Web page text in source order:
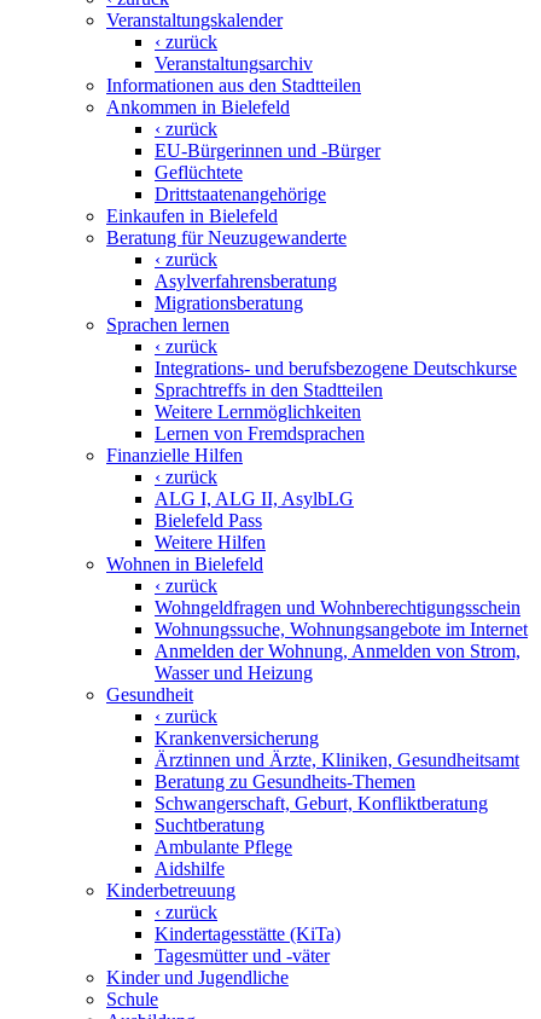
Veranstaltungskalender
‹ zurück
Veranstaltungsarchiv
Informationen aus den Stadtteilen
Ankommen in Bielefeld
‹ zurück
EU-Bürgerinnen und -Bürger
Geflüchtete
Drittstaatenangehörige
Einkaufen in Bielefeld
Beratung für Neuzugewanderte
‹ zurück
Asylverfahrensberatung
Migrationsberatung
Sprachen lernen
‹ zurück
Integrations- und berufsbezogene Deutschkurse
Sprachtreffs in den Stadtteilen
Weitere Lernmöglichkeiten
Lernen von Fremdsprachen
Finanzielle Hilfen
‹ zurück
ALG I, ALG II, AsylbLG
Bielefeld Pass
Weitere Hilfen
Wohnen in Bielefeld
‹ zurück
Wohngeldfragen und Wohnberechtigungsschein
Wohnungssuche, Wohnungsangebote im Internet
Anmelden der Wohnung, Anmelden von Strom,
Wasser und Heizung
Gesundheit
‹ zurück
Krankenversicherung
Ärztinnen und Ärzte, Kliniken, Gesundheitsamt
Beratung zu Gesundheits-Themen
Schwangerschaft, Geburt, Konfliktberatung
Suchtberatung
Ambulante Pflege
Aidshilfe
Kinderbetreuung
‹ zurück
Kindertagesstätte (KiTa)
Tagesmütter und -väter
Kinder und Jugendliche
Schule